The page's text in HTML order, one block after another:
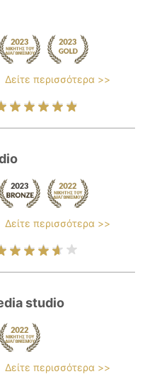
Δείτε περισσότερα >>
Δείτε περισσότερα >>
studio
Δείτε περισσότερα >>